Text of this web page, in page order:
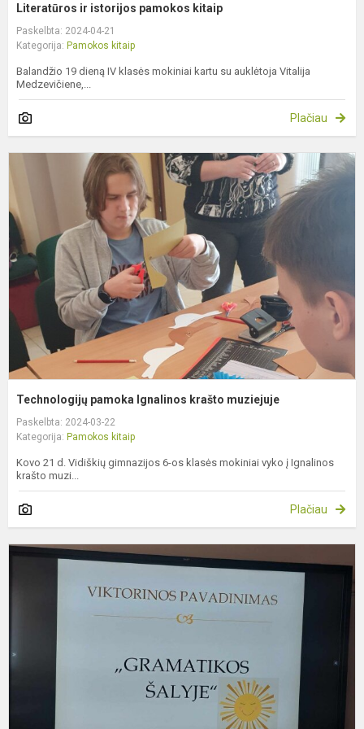
Literatūros ir istorijos pamokos kitaip
Paskelbta: 2024-04-21
Kategorija: Pamokos kitaip
Balandžio 19 dieną IV klasės mokiniai kartu su auklėtoja Vitalija
Medzevičiene,...
Plačiau
Technologijų pamoka Ignalinos krašto muziejuje
Paskelbta: 2024-03-22
Kategorija: Pamokos kitaip
Kovo 21 d. Vidiškių gimnazijos 6-os klasės mokiniai vyko į Ignalinos
krašto muzi...
Plačiau